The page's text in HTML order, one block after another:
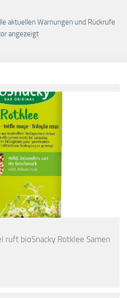
aktuellen Warnungen und Rückrufe
angezeigt
ruft bioSnacky Rotklee Samen